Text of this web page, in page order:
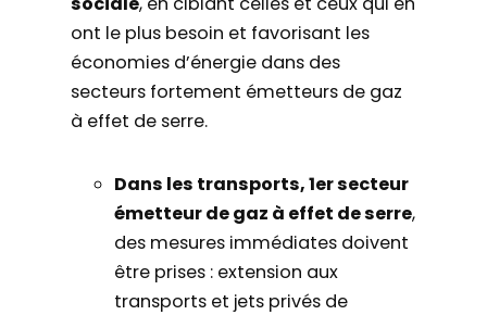
ont le plus besoin et favorisant les
économies d’énergie dans des
secteurs fortement émetteurs de gaz
à effet de serre.
Dans les transports, 1er secteur
émetteur de gaz à effet de serre,
des mesures immédiates doivent
être prises : extension aux
transports et jets privés de